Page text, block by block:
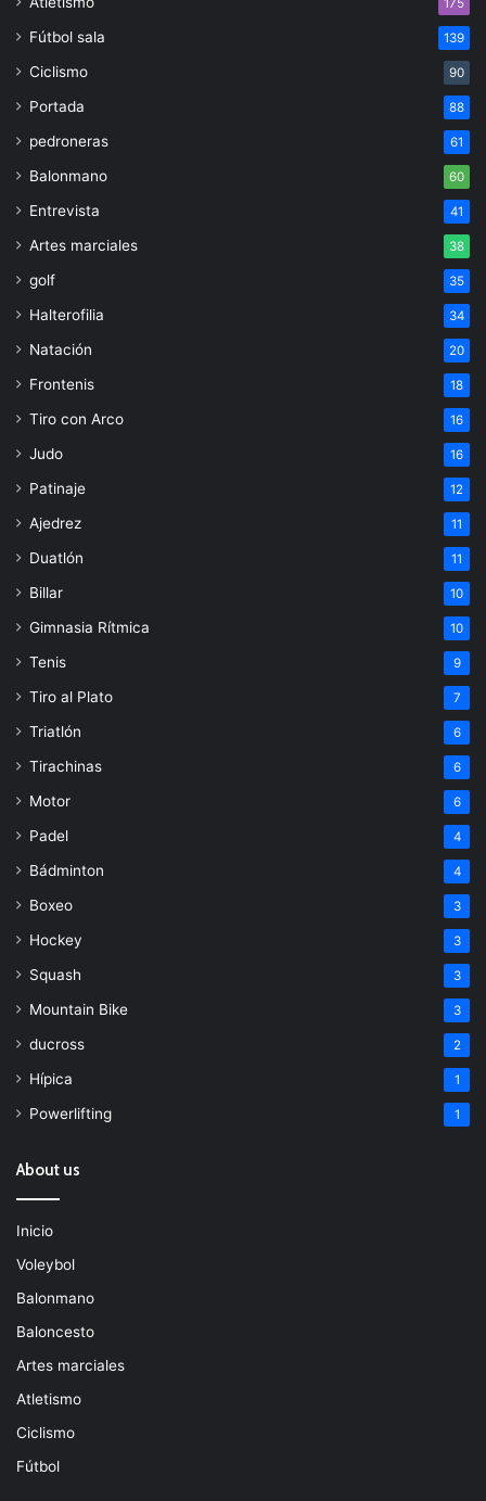
Fútbol sala 139
Ciclismo 90
Portada 88
pedroneras 61
Balonmano 60
Entrevista 41
Artes marciales 38
golf 35
Halterofilia 34
Natación 20
Frontenis 18
Tiro con Arco 16
Judo 16
Patinaje 12
Ajedrez 11
Duatlón 11
Billar 10
Gimnasia Rítmica 10
Tenis 9
Tiro al Plato 7
Triatlón 6
Tirachinas 6
Motor 6
Padel 4
Bádminton 4
Boxeo 3
Hockey 3
Squash 3
Mountain Bike 3
ducross 2
Hípica 1
Powerlifting 1
About us
Inicio
Voleybol
Balonmano
Baloncesto
Artes marciales
Atletismo
Ciclismo
Fútbol